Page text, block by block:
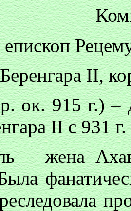
епископ
II,
ок. 915 г.) –
II с 931 г.
– жена